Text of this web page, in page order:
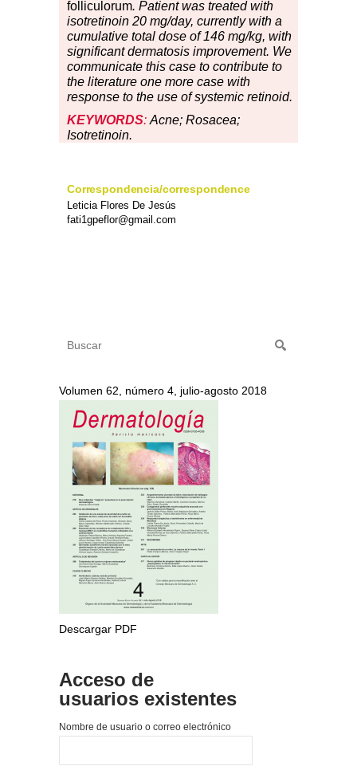
folliculorum. Patient was treated with
isotretinoin 20 mg/day, currently with a
cumulative total dose of 146 mg/kg, with
significant dermatosis improvement. We
communicate this case to contribute to
the literature one more case with
response to the use of systemic retinoid.
KEYWORDS: Acne; Rosacea;
Isotretinoin.
Correspondencia/correspondence
Leticia Flores De Jesús
fati1gpeflor@gmail.com
Volumen 62, número 4, julio-agosto 2018
Descargar PDF
Acceso de
usuarios existentes
Nombre de usuario o correo electrónico